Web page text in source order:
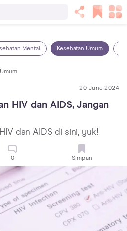
Mental Kesehatan Umum
20 June 2024
HIV dan AIDS, Jangan
dan AIDS di sini, yuk!
0 Simpan